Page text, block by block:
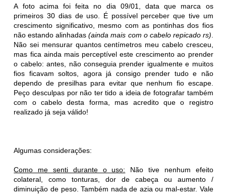
A foto acima foi feita no dia 09/01, data que marca os
primeiros 30 dias de uso. É possível perceber que tive um
crescimento significativo, mesmo com as pontinhas dos fios
não estando alinhadas(ainda mais com o cabelo repicado rs)
Não sei mensurar quantos centímetros meu cabelo cresceu,
mas fica ainda mais perceptível este crescimento ao prender
o cabelo: antes, não conseguia prender igualmente e muitos
fios ficavam soltos, agora já consigo prender tudo e não
dependo de presilhas para evitar que nenhum fio escape.
Peço desculpas por não ter tido a ideia de fotografar também
com o cabelo desta forma, mas acredito que o registro
realizado já seja válido!
Algumas considerações:
Como me senti durante o uso: Não tive nenhum efeito
colateral, como tonturas, dor de cabeça ou aumento /
diminuição de peso. Também nada de azia ou mal-estar. Vale